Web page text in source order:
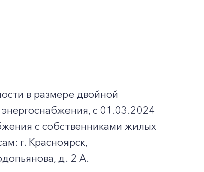
в размере двойной
с 01.03.2024
с собственниками жилых
г. Красноярск,
д. 2 А.